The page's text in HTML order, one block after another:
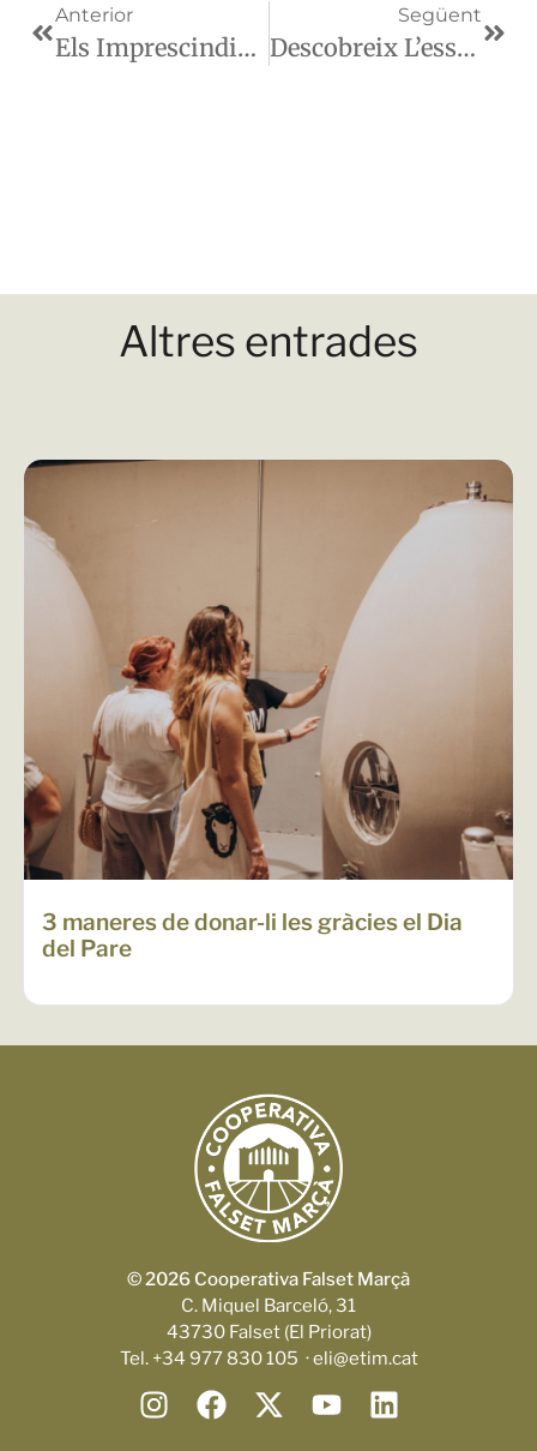
Anterior
Els Imprescindibles D’aquest Estiu: Vi I Bones Estones
Següent
Descobreix L’essència Del Montsant Aquest Estiu Amb La Cooperativa Falset Marçà
Altres entrades
3 maneres de donar-li les gràcies el Dia
del Pare
© 2026 Cooperativa Falset Marçà
C. Miquel Barceló, 31
43730 Falset (El Priorat)
Tel. +34 977 830 105 · eli@etim.cat